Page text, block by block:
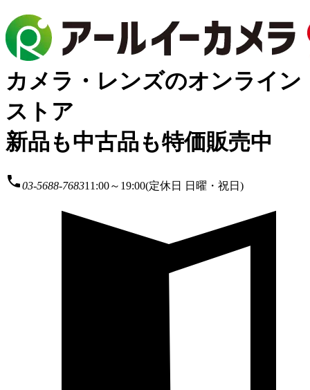
カメラ・レンズのオンライン
ストア
新品も中古品も特価販売中
local_phone03-5688-768311:00～19:00(定休日 日曜・祝日)